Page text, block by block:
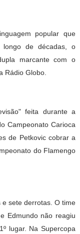
popular que
longo de décadas, o
marcante com o
Rádio Globo.
feita durante a
Campeonato Carioca
de Petkovic cobrar a
do Flamengo
sete derrotas. O time
Edmundo não reagiu
lugar. Na Supercopa